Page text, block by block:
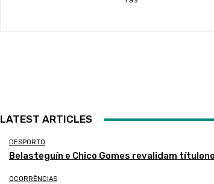
LATEST ARTICLES
DESPORTO
Belasteguín e Chico Gomes revalidam
OCORRÊNCIAS